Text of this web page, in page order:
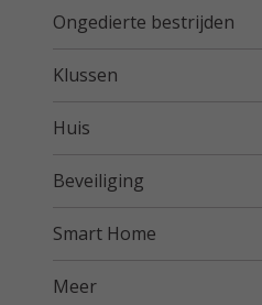
Ongedierte bestrijden
Klussen
Huis
Beveiliging
Smart Home
Meer